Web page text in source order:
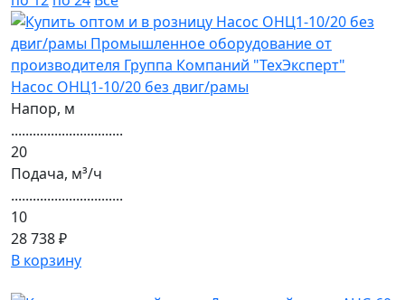
Насос ОНЦ1-10/20 без двиг/рамы
Напор, м
...............................
20
Подача, м³/ч
...............................
10
28 738 ₽
В корзину